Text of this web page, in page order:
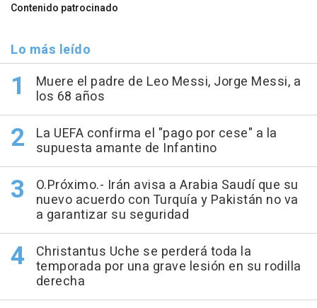
Contenido patrocinado
Lo más leído
Muere el padre de Leo Messi, Jorge Messi, a
los 68 años
La UEFA confirma el "pago por cese" a la
supuesta amante de Infantino
O.Próximo.- Irán avisa a Arabia Saudí que su
nuevo acuerdo con Turquía y Pakistán no va
a garantizar su seguridad
Christantus Uche se perderá toda la
temporada por una grave lesión en su rodilla
derecha